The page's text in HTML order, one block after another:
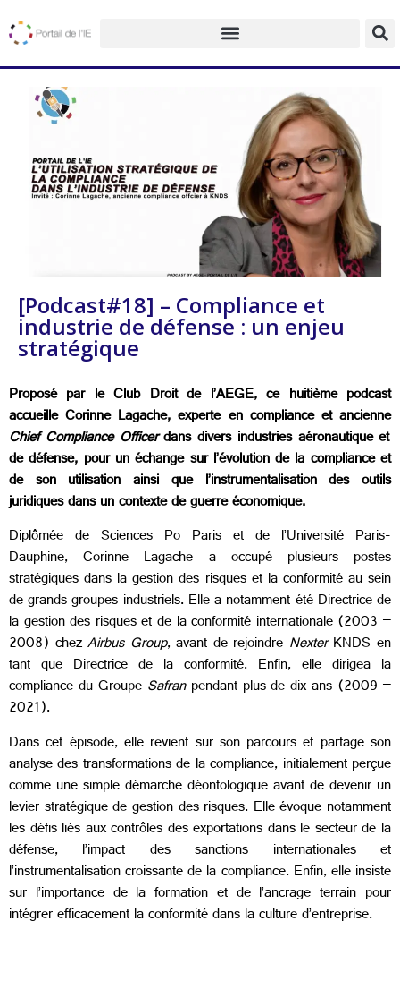
[Podcast#18] – Compliance et
industrie de défense : un enjeu
stratégique
Proposé par le Club Droit de l’AEGE, ce huitième podcast
accueille Corinne Lagache, experte en compliance et ancienne
Chief Compliance Officerdans divers industries aéronautique et
de défense, pour un échange sur l’évolution de la compliance et
de son utilisation ainsi que l’instrumentalisation des outils
juridiques dans un contexte de guerre économique.
Diplômée de Sciences Po Paris et de l’Université Paris-
Dauphine, Corinne Lagache a occupé plusieurs postes
stratégiques dans la gestion des risques et la conformité au sein
de grands groupes industriels. Elle a notamment été Directrice de
la gestion des risques et de la conformité internationale (2003 –
2008) chezAirbus Group, avant de rejoindre NexterKNDS en
tant que Directrice de la conformité. Enfin, elle dirigea la
compliance du Groupe Safranpendant plus de dix ans (2009 –
2021).
Dans cet épisode, elle revient sur son parcours et partage son
analyse des transformations de la compliance, initialement perçue
comme une simple démarche déontologique avant de devenir un
levier stratégique de gestion des risques. Elle évoque notamment
les défis liés aux contrôles des exportations dans le secteur de la
défense, l’impact des sanctions internationales et
l’instrumentalisation croissante de la compliance. Enfin, elle insiste
sur l’importance de la formation et de l’ancrage terrain pour
intégrer efficacement la conformité dans la culture d’entreprise.